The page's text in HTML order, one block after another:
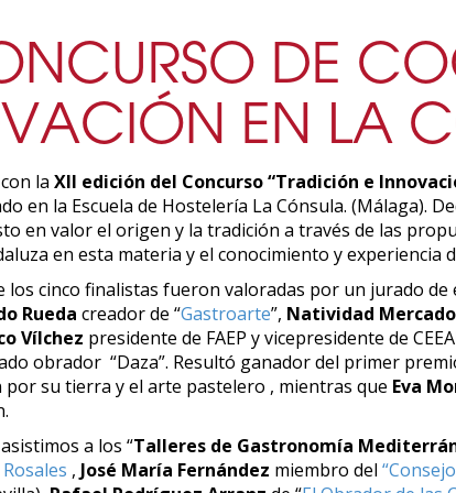
DE
EN LA
la XII edición del Concurso “Tradición e
en la Escuela de Hostelería La Cónsula. (Málaga).
en valor el origen y la tradición a través de las
en esta materia y el conocimiento y
los cinco finalistas fueron valoradas por un jurado
Rueda creador de “Gastroarte”, Natividad Mercado
Vílchez presidente de FAEP y vicepresidente de
obrador “Daza”. Resultó ganador del primer
por su tierra y el arte pastelero , mientras que Eva
a los “Talleres de Gastronomía
, José María Fernández miembro del